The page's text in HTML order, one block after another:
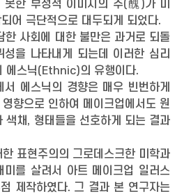
못한 부정적 이미지의 추(醜)가 미
어 극단적으로 대두되게 되었다.
한 사회에 대한 불만은 과거로 되돌
성을 나타내게 되는데 이러한 심리
에스닉(Ethnic)의 유행이다.
서 에스닉의 경향은 매우 빈번하게
향으로 인하여 메이크업에서도 원
색채, 형태들을 선호하게 되는 결과
표현주의의 그로데스크한 미학과
미를 살려서 아트 메이크업 일러스
제작하였다. 그 결과 본 연구자는